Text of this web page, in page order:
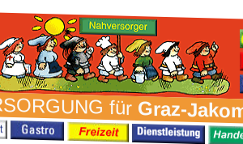
fürGraz-